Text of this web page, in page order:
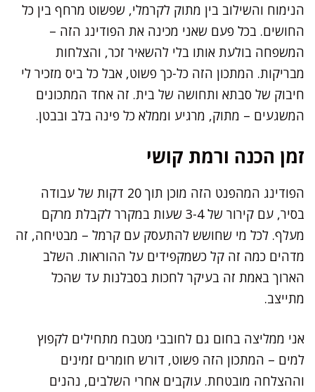
הנימוח והשילוב בין מתוק לקרמלי, שפשוט מרחף בין כל
החושים. בכל פעם שאני מכינה את הפודינג הזה –
המשפחה בולעת אותו בלי להשאיר זכר, והצלחות
מבריקות. המתכון הזה כל-כך פשוט, אבל כל ביס מזכיר לי
חיבוק של סבתא ותחושה של בית. זה אחד המתכונים
המשגעים – מתוק, מרגיע וממלא כל פינה בלב ובבטן.
זמן הכנה ורמת קושי
הפודינג המהפנט הזה מוכן תוך 20 דקות של עבודה
בסיר, עם קירור של 3-4 שעות במקרר לקבלת מרקם
מעלף. לכל מי שחושש להתעסק עם קרמל – מבטיחה, זה
מדהים כמה זה קל כשמקפידים על ההוראות. השלב
הארוך באמת זה בעיקר לחכות בסבלנות עד שהכל
מתייצב.
אני ממליצה בחום גם לחובבי מטבח מתחילים לקפוץ
למים – המתכון הזה פשוט, דורש חומרים זמינים
וההצלחה מובטחת. עוקבים אחרי השלבים, נהנים